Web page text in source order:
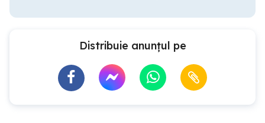
Distribuie anunțul pe